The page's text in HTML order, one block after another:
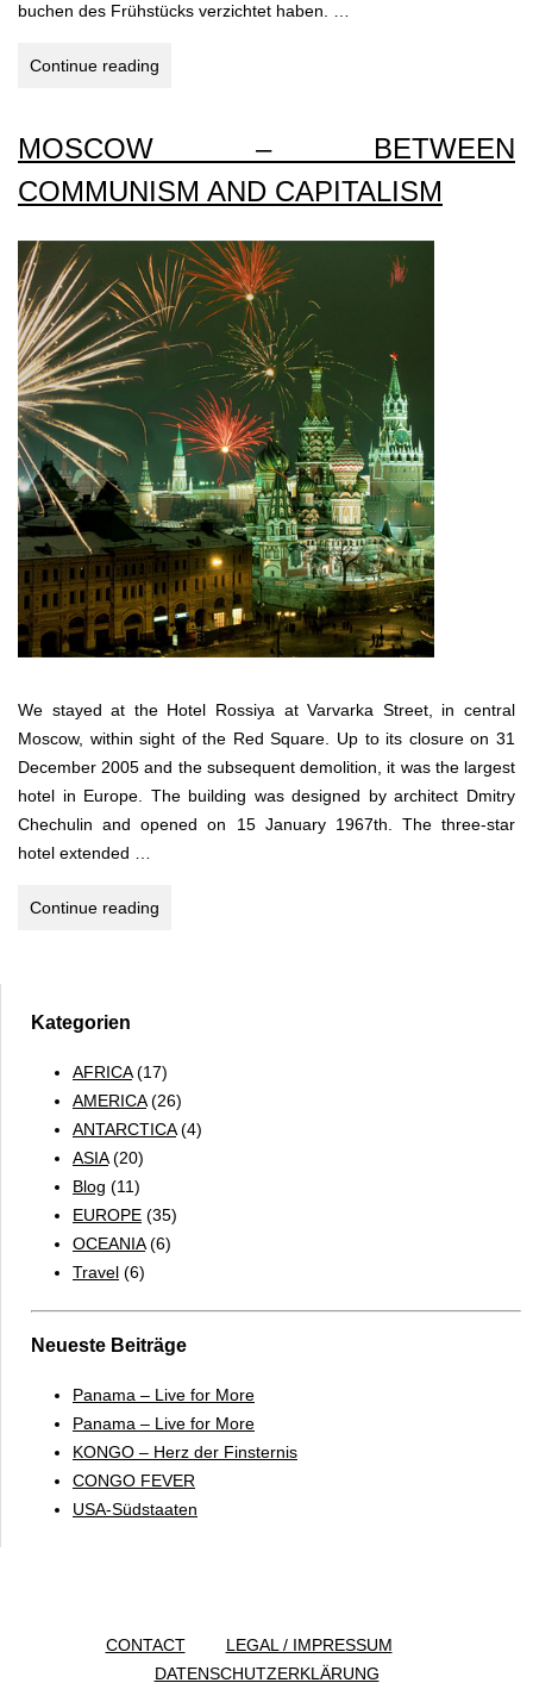
buchen des Frühstücks verzichtet haben. …
Continue reading
MOSCOW – BETWEEN
COMMUNISM AND CAPITALISM
We stayed at the Hotel Rossiya at Varvarka Street, in central
Moscow, within sight of the Red Square. Up to its closure on 31
December 2005 and the subsequent demolition, it was the largest
hotel in Europe. The building was designed by architect Dmitry
Chechulin and opened on 15 January 1967th. The three-star
hotel extended …
Continue reading
Kategorien
AFRICA(17)
AMERICA(26)
ANTARCTICA(4)
ASIA(20)
Blog (11)
EUROPE (35)
OCEANIA(6)
Travel (6)
Neueste Beiträge
Panama – Live for More
Panama – Live for More
KONGO – Herz der Finsternis
CONGO FEVER
USA-Südstaaten
CONTACT
LEGAL / IMPRESSUM
DATENSCHUTZERKLÄRUNG